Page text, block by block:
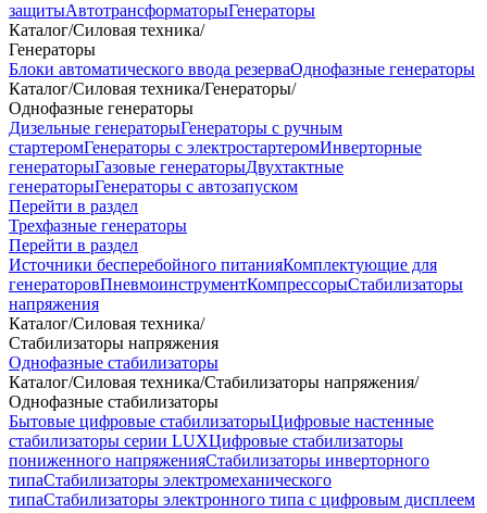
защитыАвтотрансформаторыГенераторы
Каталог/Силовая техника/
Генераторы
Блоки автоматического ввода резерваОднофазные генераторы
Каталог/Силовая техника/Генераторы/
Однофазные генераторы
Дизельные генераторыГенераторы с ручным
стартеромГенераторы с электростартеромИнверторные
генераторыГазовые генераторыДвухтактные
генераторыГенераторы с автозапуском
Перейти в раздел
Трехфазные генераторы
Перейти в раздел
Источники бесперебойного питанияКомплектующие для
генераторовПневмоинструментКомпрессорыСтабилизаторы
напряжения
Каталог/Силовая техника/
Стабилизаторы напряжения
Однофазные стабилизаторы
Каталог/Силовая техника/Стабилизаторы напряжения/
Однофазные стабилизаторы
Бытовые цифровые стабилизаторыЦифровые настенные
стабилизаторы серии LUXЦифровые стабилизаторы
пониженного напряженияСтабилизаторы инверторного
типаСтабилизаторы электромеханического
типаСтабилизаторы электронного типа с цифровым дисплеем